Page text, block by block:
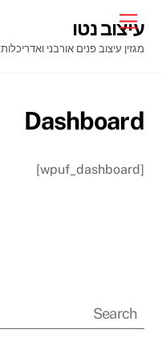
content
Menu
עיצוב נטו
מגזין עיצוב פנים אורבני ואדריכלות
Dashboard
[wpuf_dashboard]